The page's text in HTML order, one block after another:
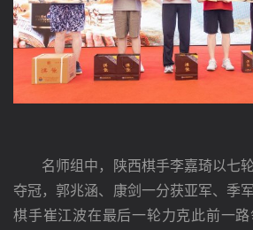
名师组中，陕西棋手李嘉琦以七
夺冠，郭兆涵、康剑一分获亚军、季
棋手崔江波在最后一轮力克此前一